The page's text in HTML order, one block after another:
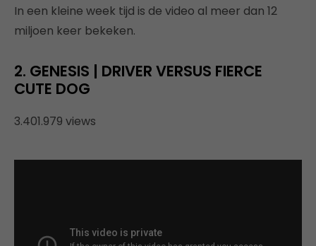
In een kleine week tijd is de video al meer dan 12
miljoen keer bekeken.
2. GENESIS | DRIVER VERSUS FIERCE
CUTE DOG
3.401.979 views